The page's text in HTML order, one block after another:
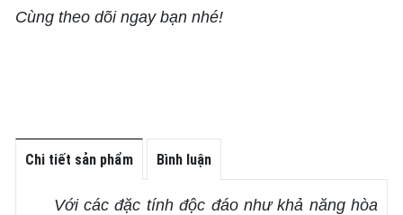
Cùng theo dõi ngay bạn nhé!
Chi tiết sản phẩm Bình luận
Với các đặc tính độc đáo như khả năng hòa